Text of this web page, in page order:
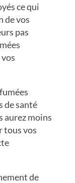
ce qui
de vos
pas
de santé
aurez moins
tous vos
de